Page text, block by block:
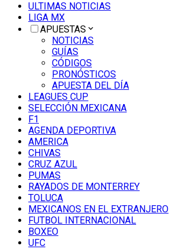
ULTIMAS NOTICIAS
LIGA MX
APUESTAS
NOTICIAS
GUÍAS
CÓDIGOS
PRONÓSTICOS
APUESTA DEL DÍA
LEAGUES CUP
SELECCIÓN MEXICANA
F1
AGENDA DEPORTIVA
AMERICA
CHIVAS
CRUZ AZUL
PUMAS
RAYADOS DE MONTERREY
TOLUCA
MEXICANOS EN EL EXTRANJERO
FUTBOL INTERNACIONAL
BOXEO
UFC